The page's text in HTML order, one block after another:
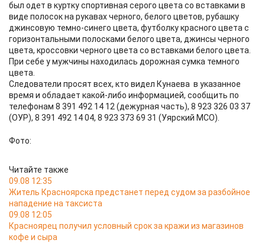
был одет в куртку спортивная серого цвета со вставками в
виде полосок на рукавах черного, белого цветов, рубашку
джинсовую темно-синего цвета, футболку красного цвета с
горизонтальными полосками белого цвета, джинсы черного
цвета, кроссовки черного цвета со вставками белого цвета.
При себе у мужчины находилась дорожная сумка темного
цвета.
Следователи просят всех, кто видел Кунаева в указанное
время и обладает какой-либо информацией, сообщить по
телефонам 8 391 492 14 12 (дежурная часть), 8 923 326 03 37
(ОУР), 8 391 492 14 04, 8 923 373 69 31 (Уярский МСО).
Фото:
Читайте также
09.08 12:35
Житель Красноярска предстанет перед судом за разбойное
нападение на таксиста
09.08 12:05
Красноярец получил условный срок за кражи из магазинов
кофе и сыра